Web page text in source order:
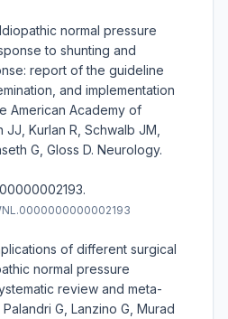
normal pressure
to shunting and
report of the guideline
and implementation
American Academy of
Kurlan R, Schwalb JM,
G, Gloss D. Neurology.
of different surgical
normal pressure
review and meta-
G, Lanzino G, Murad